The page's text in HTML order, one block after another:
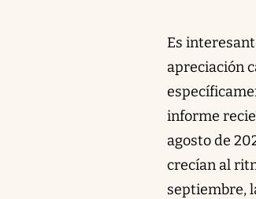
Es
apreciación
informe
agosto de
crecían al
septiembre,